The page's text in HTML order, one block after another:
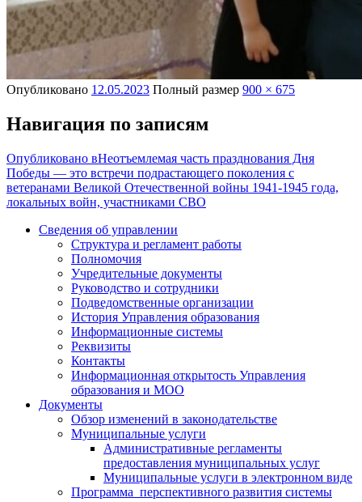
Опубликовано 12.05.2023 Полный размер 900 × 675
Навигация по записям
Опубликовано вНеотъемлемая часть празднования Дня
Победы — это встречи подрастающего поколения с
ветеранами Великой Отечественной войны 1941-1945 года,
локальных войн, участниками СВО
Сведения об управлении
Структура и регламент работы
Полномочия
Учредительные документы
Руководство и сотрудники
Подведомственные организации
История Управления образования
Информационные системы
Реквизиты
Контакты
Информационная открытость Управления
образования и МОО
Документы
Обзор изменений в законодательстве
Муниципальные услуги
Административные регламенты
предоставления муниципальных услуг
Муниципальные услуги в электронном виде
Программа перспективного развития системы